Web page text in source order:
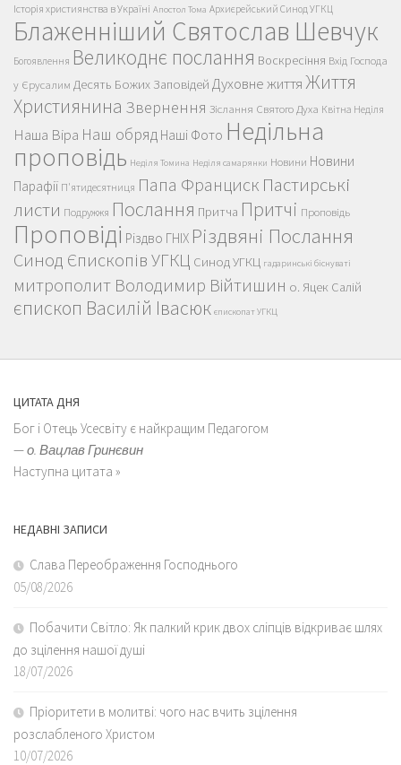
Історія християнства в Україні Апостол Тома Архиєрейський Синод УГКЦ
Блаженніший Святослав Шевчук
Богоявлення Великоднє послання Воскресіння Вхід Господа
у Єрусалим Десять Божих Заповідей Духовне життяЖиття
Християнина Звернення Зіслання Святого Духа Квітна Неділя
Наша Віра Наш обряд Наші Фото Недільна
проповідь Неділя Томина Неділя самарянки Новини Новини
Парафії П'ятидесятниця Папа Франциск Пастирські
листи Подружжя Послання Притча Притчі Проповідь
Проповіді Різдво ГНІХ Різдвяні Послання
Синод Єпископів УГКЦ Синод УГКЦ гадаринські біснуваті
митрополит Володимир Війтишин о. Яцек Салій
єпископ Василій Івасюк єпископат УГКЦ
ЦИТАТА ДНЯ
Бог і Отець Усесвіту є найкращим Педагогом
—о. Вацлав Гринєвин
Наступна цитата »
НЕДАВНІ ЗАПИСИ
Слава Переображення Господнього
05/08/2026
Побачити Світло: Як палкий крик двох сліпців відкриває шлях
до зцілення нашої душі
18/07/2026
Пріоритети в молитві: чого нас вчить зцілення
розслабленого Христом
10/07/2026